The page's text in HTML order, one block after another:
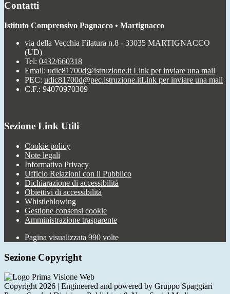
Contatti
Istituto Comprensivo Pagnacco • Martignacco
via della Vecchia Filatura n.8 - 33035 MARTIGNACCO
(UD)
Tel: 0432/660318
Email: udic81700d@istruzione.it Link per inviare una mail
PEC: udic81700d@pec.istruzione.itLink per inviare una mail
C.F.: 94070970309
Sezione Link Utili
Cookie policy
Note legali
Informativa Privacy
Ufficio Relazioni con il Pubblico
Dichiarazione di accessibilità
Obiettivi di accessibilità
Whistleblowing
Gestione consensi cookie
Amministrazione trasparente
Pagina visualizzata 990 volte
Sezione Copyright
Copyright 2026 | Engineered and powered by Gruppo Spaggiari